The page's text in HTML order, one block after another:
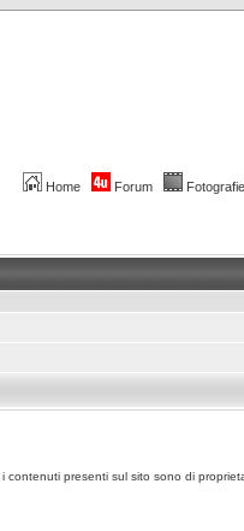
Home Forum Fotografie
i contenuti presenti sul sito sono di